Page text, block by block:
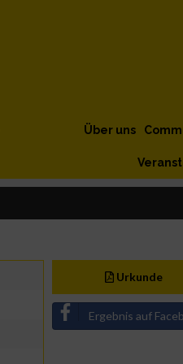
Über uns
Urkunde
Ergebnis auf Facebook